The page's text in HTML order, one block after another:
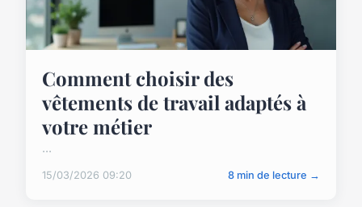
Comment choisir des
vêtements de travail adaptés à
votre métier
...
15/03/2026 09:20 8 min de lecture →